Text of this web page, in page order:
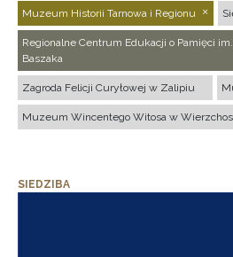
Muzeum Historii Tarnowa i Regionu
Regionalne Centrum Edukacji o Pamięci
Baszaka
Zagroda Felicji Curyłowej w Zalipiu
Muzeum Wincentego Witosa w
SIEDZIBA